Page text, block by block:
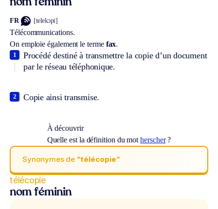
nom féminin
FR [telekɔpi]
Télécommunications.
On emploie également le terme fax.
Procédé destiné à transmettre la copie d’un document
par le réseau téléphonique.
1
Copie ainsi transmise.
2
À découvrir
Quelle est la définition du motherscher?
Synonymes de “télécopie“
télécopie
nom féminin